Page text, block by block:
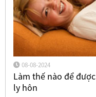
08-08-2024
Làm thế nào để
ly hôn